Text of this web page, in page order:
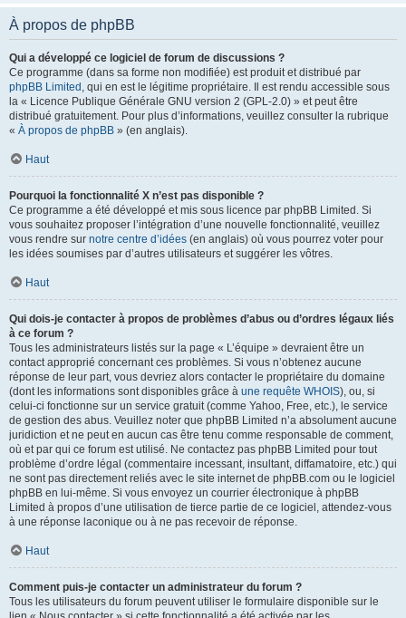
À propos de phpBB
Qui a développé ce logiciel de forum de discussions ?
Ce programme (dans sa forme non modifiée) est produit et distribué par
phpBB Limited , qui en est le légitime propriétaire. Il est rendu accessible sous
la « Licence Publique Générale GNU version 2 (GPL-2.0) » et peut être
distribué gratuitement. Pour plus d’informations, veuillez consulter la rubrique
« À propos de phpBB » (en anglais).
Haut
Pourquoi la fonctionnalité X n’est pas disponible ?
Ce programme a été développé et mis sous licence par phpBB Limited. Si
vous souhaitez proposer l’intégration d’une nouvelle fonctionnalité, veuillez
vous rendre sur notre centre d’idées (en anglais) où vous pourrez voter pour
les idées soumises par d’autres utilisateurs et suggérer les vôtres.
Haut
Qui dois-je contacter à propos de problèmes d’abus ou d’ordres légaux liés
à ce forum ?
Tous les administrateurs listés sur la page « L’équipe » devraient être un
contact approprié concernant ces problèmes. Si vous n’obtenez aucune
réponse de leur part, vous devriez alors contacter le propriétaire du domaine
(dont les informations sont disponibles grâce à une requête WHOIS), ou, si
celui-ci fonctionne sur un service gratuit (comme Yahoo, Free, etc.), le service
de gestion des abus. Veuillez noter que phpBB Limited n’a absolument aucune
juridiction et ne peut en aucun cas être tenu comme responsable de comment,
où et par qui ce forum est utilisé. Ne contactez pas phpBB Limited pour tout
problème d’ordre légal (commentaire incessant, insultant, diffamatoire, etc.) qui
ne sont pas directement reliés avec le site internet de phpBB.com ou le logiciel
phpBB en lui-même. Si vous envoyez un courrier électronique à phpBB
Limited à propos d’une utilisation de tierce partie de ce logiciel, attendez-vous
à une réponse laconique ou à ne pas recevoir de réponse.
Haut
Comment puis-je contacter un administrateur du forum ?
Tous les utilisateurs du forum peuvent utiliser le formulaire disponible sur le